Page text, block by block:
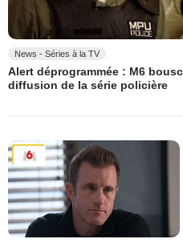
News - Séries à la TV
Alert déprogrammée : M6
diffusion de la série policière